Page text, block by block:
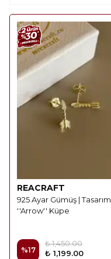
REACRAFT
925 Ayar Gümüş | Tasarım
''Arrow'' Küpe
%17
₺ 1,450.00
₺ 1,199.00